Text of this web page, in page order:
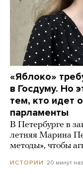
«Яблоко»
в Госдуму. Но
тем, кто идет
парламенты
В Петербурге в
летняя Марина
методы», чтобы
ИСТОРИИ 20 минут